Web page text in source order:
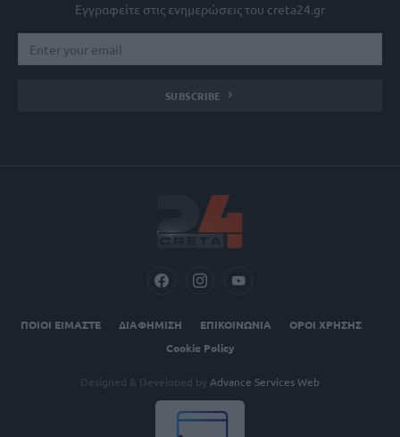
Εγγραφείτε στις ενημερώσεις του creta24.gr
SUBSCRIBE
ΠΟΙΟΙ ΕΙΜΑΣΤΕ ΔΙΑΦΗΜΙΣΗ ΕΠΙΚΟΙΝΩΝΙΑ
ΟΡΟΙ ΧΡΗΣΗΣ
Cookie Policy
Designed & Developed by Advance Services Web